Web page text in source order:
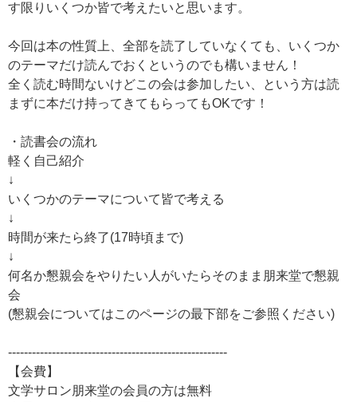
す限りいくつか皆で考えたいと思います。
今回は本の性質上、全部を読了していなくても、いくつか
のテーマだけ読んでおくというのでも構いません！
全く読む時間ないけどこの会は参加したい、という方は読
まずに本だけ持ってきてもらってもOKです！
・読書会の流れ
軽く自己紹介
↓
いくつかのテーマについて皆で考える
↓
時間が来たら終了(17時頃まで)
↓
何名か懇親会をやりたい人がいたらそのまま朋来堂で懇親
会
(懇親会についてはこのページの最下部をご参照ください)
-------------------------------------------------------
【会費】
文学サロン朋来堂の会員の方は無料